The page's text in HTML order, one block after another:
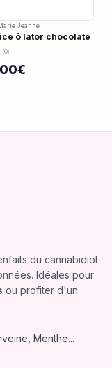
Jeanne
ô lator chocolate
strawberry CBD
(0)
du cannabidiol
Idéales pour
ou profiter d'un
Menthe...